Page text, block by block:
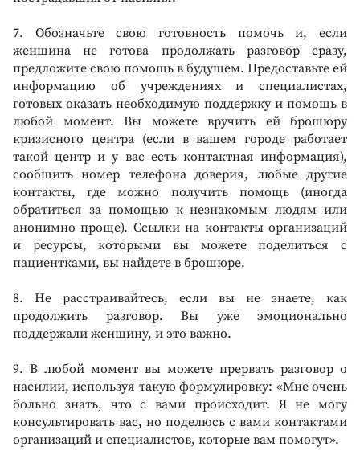
7. Обозначьте свою готовность помочь и, если
женщина не готова продолжать разговор сразу,
предложите свою помощь в будущем. Предоставьте ей
информацию об учреждениях и специалистах,
готовых оказать необходимую поддержку и помощь в
любой момент. Вы можете вручить ей брошюру
кризисного центра (если в вашем городе работает
такой центр и у вас есть контактная информация),
сообщить номер телефона доверия, любые другие
контакты, где можно получить помощь (иногда
обратиться за помощью к незнакомым людям или
анонимно проще). Ссылки на контакты организаций
и ресурсы, которыми вы можете поделиться с
пациентками, вы найдете в брошюре.
8. Не расстраивайтесь, если вы не знаете, как
продолжить разговор. Вы уже эмоционально
поддержали женщину, и это важно.
9. В любой момент вы можете прервать разговор о
насилии, используя такую формулировку: «Мне очень
больно знать, что с вами происходит. Я не могу
консультировать вас, но поделюсь с вами контактами
организаций и специалистов, которые вам помогут».